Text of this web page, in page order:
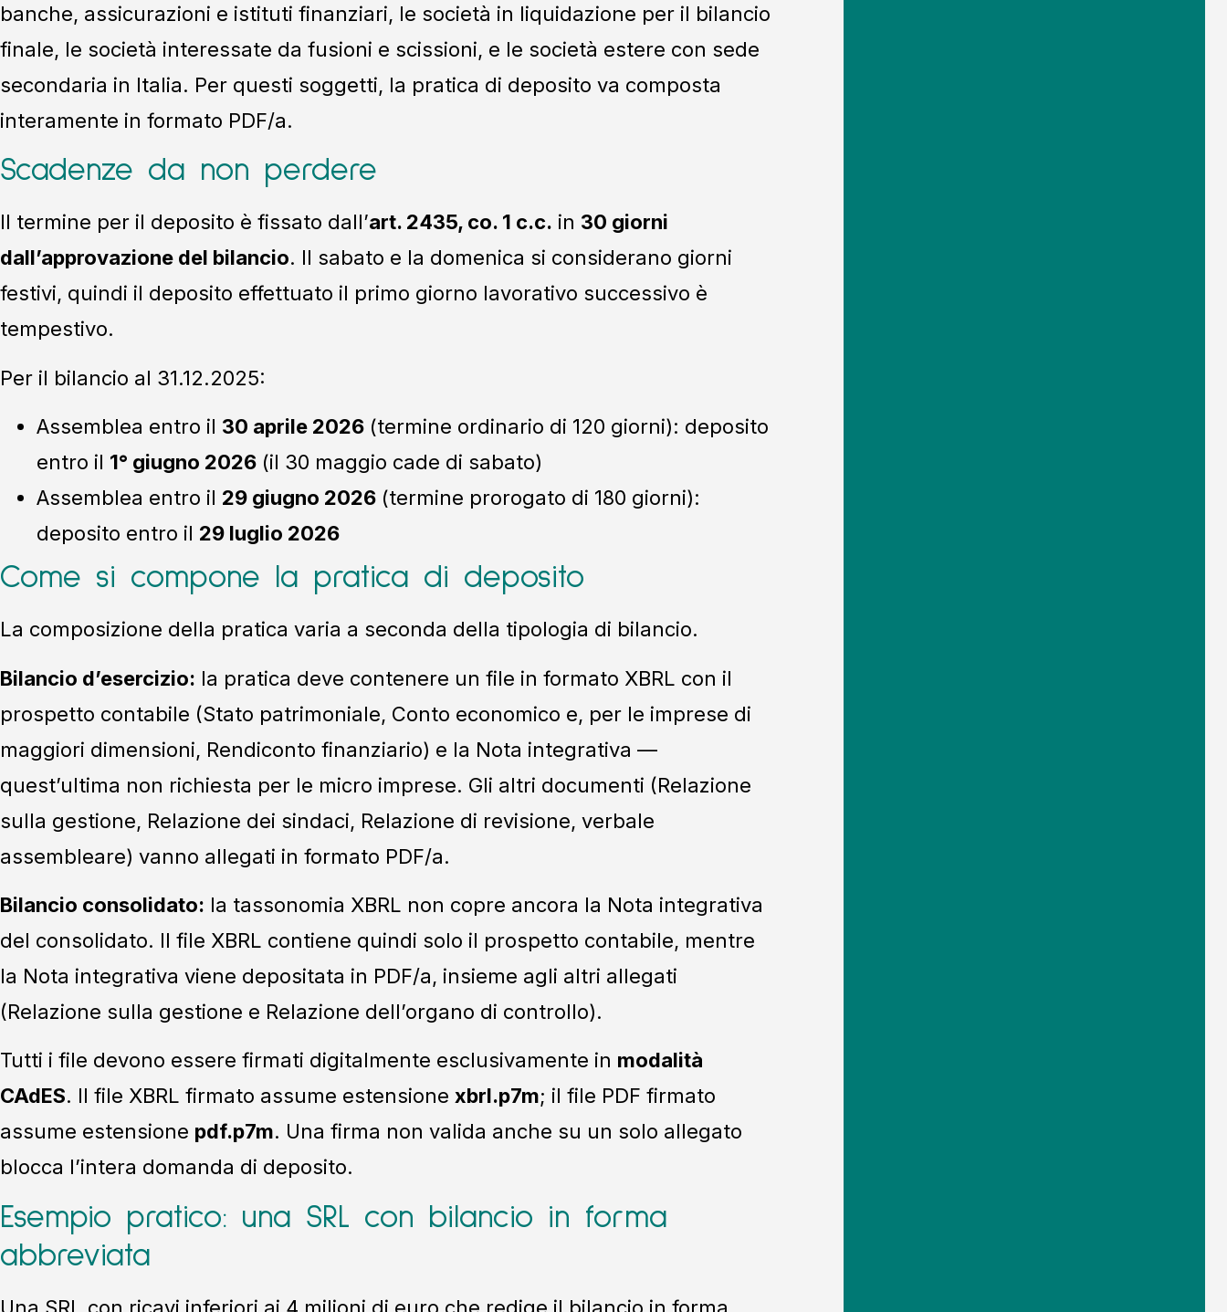
banche, assicurazioni e istituti finanziari, le società in liquidazione per il bilancio
finale, le società interessate da fusioni e scissioni, e le società estere con sede
secondaria in Italia. Per questi soggetti, la pratica di deposito va composta
interamente in formato PDF/a.
Scadenze da non perdere
Il termine per il deposito è fissato dall’art. 2435, co. 1 c.c. in 30 giorni
dall’approvazione del bilancio. Il sabato e la domenica si considerano giorni
festivi, quindi il deposito effettuato il primo giorno lavorativo successivo è
tempestivo.
Per il bilancio al 31.12.2025:
Assemblea entro il 30 aprile 2026 (termine ordinario di 120 giorni): deposito
entro il 1° giugno 2026 (il 30 maggio cade di sabato)
Assemblea entro il 29 giugno 2026 (termine prorogato di 180 giorni):
deposito entro il 29 luglio 2026
Come si compone la pratica di deposito
La composizione della pratica varia a seconda della tipologia di bilancio.
Bilancio d’esercizio: la pratica deve contenere un file in formato XBRL con il
prospetto contabile (Stato patrimoniale, Conto economico e, per le imprese di
maggiori dimensioni, Rendiconto finanziario) e la Nota integrativa —
quest’ultima non richiesta per le micro imprese. Gli altri documenti (Relazione
sulla gestione, Relazione dei sindaci, Relazione di revisione, verbale
assembleare) vanno allegati in formato PDF/a.
Bilancio consolidato: la tassonomia XBRL non copre ancora la Nota integrativa
del consolidato. Il file XBRL contiene quindi solo il prospetto contabile, mentre
la Nota integrativa viene depositata in PDF/a, insieme agli altri allegati
(Relazione sulla gestione e Relazione dell’organo di controllo).
Tutti i file devono essere firmati digitalmente esclusivamente in modalità
CAdES. Il file XBRL firmato assume estensione xbrl.p7m; il file PDF firmato
assume estensione pdf.p7m. Una firma non valida anche su un solo allegato
blocca l’intera domanda di deposito.
Esempio pratico: una SRL con bilancio in forma
abbreviata
Una SRL con ricavi inferiori ai 4 milioni di euro che redige il bilancio in forma